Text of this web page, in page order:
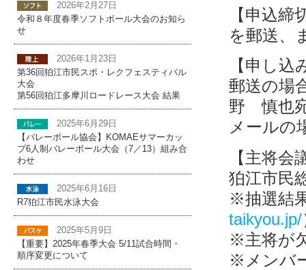
【申込
を郵送、
【申し込
郵送の場
野 慎也
メールの
【主将
狛江市民
※抽選結
taikyou.jp/
※主将が
※メンバ
2026年2月27日
令和８年度春季ソフトボール大会のお知ら
せ
2026年1月23日
第36回狛江市民スポ・レクフェスティバル
大会
第56回狛江多摩川ロードレース大会 結果
2025年6月29日
【バレーボール協会】KOMAEサマーカッ
プ6人制バレーボール大会（7／13）組み合
わせ
2025年6月16日
R7狛江市民水泳大会
2025年5月9日
【重要】2025年春季大会 5/11試合時間・
順序変更について